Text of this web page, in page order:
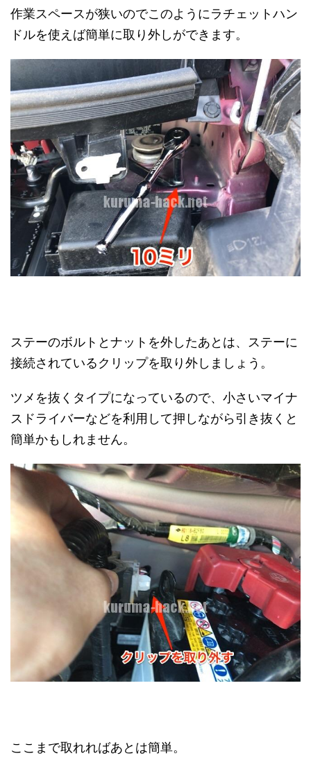
作業スペースが狭いのでこのようにラチェットハン
ドルを使えば簡単に取り外しができます。
ステーのボルトとナットを外したあとは、ステーに
接続されているクリップを取り外しましょう。
ツメを抜くタイプになっているので、小さいマイナ
スドライバーなどを利用して押しながら引き抜くと
簡単かもしれません。
ここまで取れればあとは簡単。